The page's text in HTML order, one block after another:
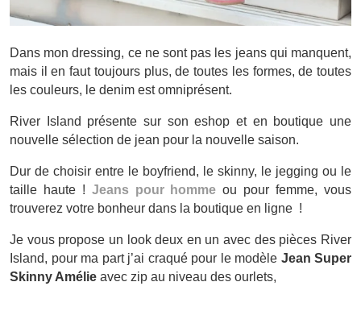
Dans mon dressing, ce ne sont pas les jeans qui manquent,
mais il en faut toujours plus, de toutes les formes, de toutes
les couleurs, le denim est omniprésent.
River Island présente sur son eshop et en boutique une
nouvelle sélection de jean pour la nouvelle saison.
Dur de choisir entre le boyfriend, le skinny, le jegging ou le
taille haute ! Jeans pour homme ou pour femme, vous
trouverez votre bonheur dans la boutique en ligne !
Je vous propose un look deux en un avec des pièces River
Island, pour ma part j’ai craqué pour le modèle Jean Super
Skinny Amélie avec zip au niveau des ourlets,